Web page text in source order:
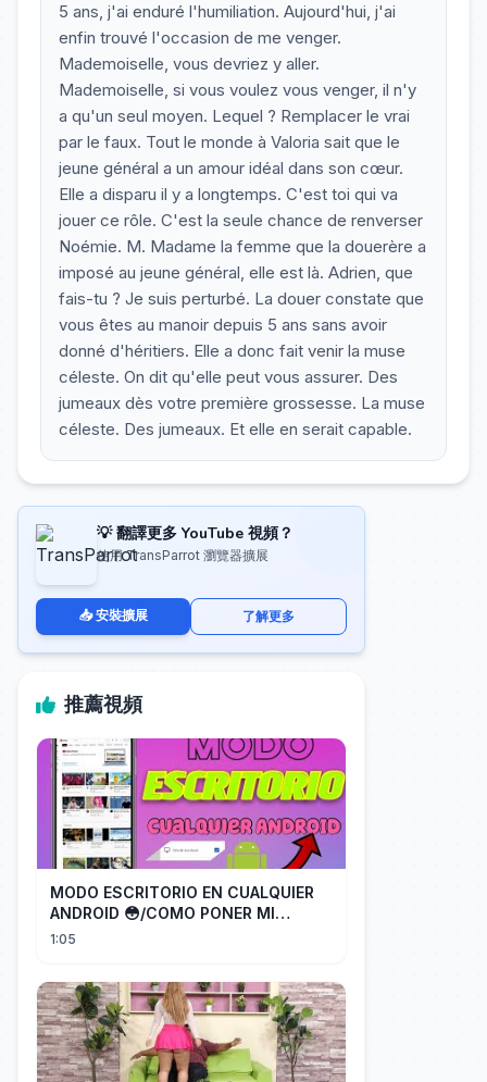
5 ans, j'ai enduré l'humiliation. Aujourd'hui, j'ai
enfin trouvé l'occasion de me venger.
Mademoiselle, vous devriez y aller.
Mademoiselle, si vous voulez vous venger, il n'y
a qu'un seul moyen. Lequel ? Remplacer le vrai
par le faux. Tout le monde à Valoria sait que le
jeune général a un amour idéal dans son cœur.
Elle a disparu il y a longtemps. C'est toi qui va
jouer ce rôle. C'est la seule chance de renverser
Noémie. M. Madame la femme que la douerère a
imposé au jeune général, elle est là. Adrien, que
fais-tu ? Je suis perturbé. La douer constate que
vous êtes au manoir depuis 5 ans sans avoir
donné d'héritiers. Elle a donc fait venir la muse
céleste. On dit qu'elle peut vous assurer. Des
jumeaux dès votre première grossesse. La muse
céleste. Des jumeaux. Et elle en serait capable.
💡 翻譯更多 YouTube 視頻？
使用 TransParrot 瀏覽器擴展
📥 安裝擴展 了解更多
推薦視頻
MODO ESCRITORIO EN CUALQUIER
ANDROID 😳/COMO PONER MI
TELÉFONO EN MODO ESCRITORIO
1:05